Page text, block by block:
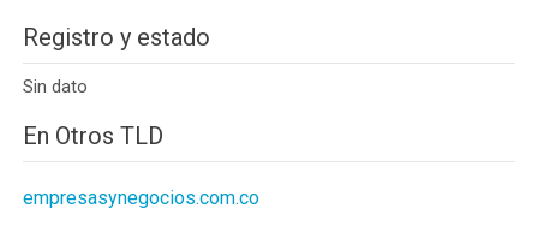
Registro y estado
Sin dato
En Otros TLD
empresasynegocios.com.co